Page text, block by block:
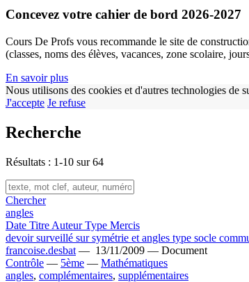
Concevez votre cahier de bord 2026-2027
Cours De Profs vous recommande le site de
(classes, noms des élèves, vacances, zone scolaire,
En savoir plus
Nous utilisons des cookies et d'autres technologies de
J'accepte Je refuse
Recherche
Résultats : 1-10 sur 64
Chercher
angles
Date Titre AuteurType Mercis
devoir surveillé sur symétrie et angles type socle
francoise.desbat — 13/11/2009 — Document
Contrôle — 5ème — Mathématiques
angles, complémentaires, supplémentaires